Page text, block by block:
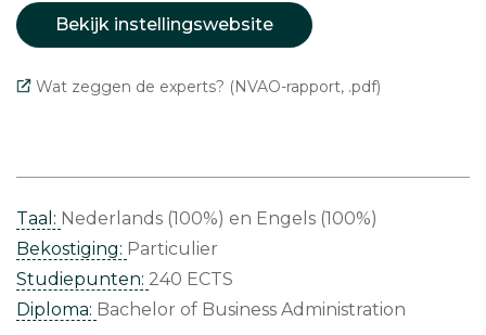
Bekijk instellingswebsite
Wat zeggen de experts? (NVAO-rapport, .pdf)
Taal: Nederlands (100%)
Engels (100%)
Bekostiging: Particulier
Studiepunten: 240 ECTS
Diploma: Bachelor of Business Administration